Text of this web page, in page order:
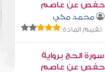
حفص عن عاصم
محمد مكي
تقييم المادة:
سورة الحج برواية
حفص عن عاصم